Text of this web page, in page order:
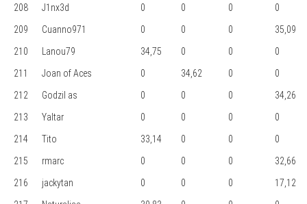
208
J1nx3d 0 0 0
0
209
Cuanno971 0 0 0
35,09
210
Lanou79 34,75 0 0
0
211
Joan of Aces 0 34,62 0
0
212
Godzil as 0 0 0
34,26
213
Yaltar 0 0 0
0
214
Tito 33,14 0 0
0
215
rmarc 0 0 0
32,66
216
jackytan 0 0 0
17,12